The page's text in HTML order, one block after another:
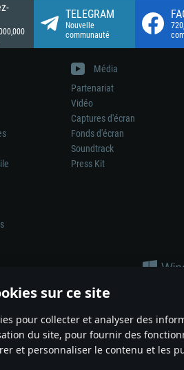
sur ce site
pour collecter et analyser des
du site, pour fournir des
et personnaliser le contenu et les
TELEGRAM
Nouvelle
communauté
Média
Partenariat
Vidéo
Captures d'écran
Fonds d'écran
Soundtrack
Press Kit
arme ou d’un véhicule réel dans ce jeu
Games Kft. All trademarks, logos and brand